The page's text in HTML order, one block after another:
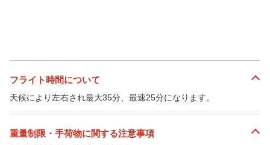
フライト時間について
天候により左右され最大35分、最速25分になります。
重量制限・手荷物に関する注意事項